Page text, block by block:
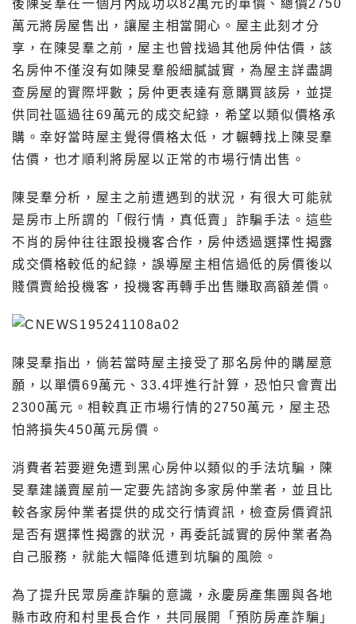
後陳旻羣在一個月內成功以82萬元的單價、總價2750
萬元將房屋售出，讓屋主相當開心。屋主此刻才分
享，在陳旻羣之前，屋主也曾找過其他房仲估價，該
名房仲不僅沒有如陳旻羣般細膩誠實，為屋主詳盡調
查房屋的實際坪數；房仲更表達有意購買該房，並提
供同社區過往69萬元的成交紀錄，希望以類似價格承
購。幸好當時屋主覺得價格太低，才輾轉找上陳旻羣
估價，也才順利將房屋以正常的市場行情出售。
陳旻羣分析，屋主之前遭遇到的狀況，有很大可能就
是房市上所謂的「假行情，真低賣」詐騙手法。這些
不肖的房仲往往跟投機客合作，房仲透過選擇性揭露
成交價格較低的紀錄，誤導屋主相信過低的房價後以
賤價賣給投機客，投機客再轉手出售賺取高額差價。
陳旻羣指出，倘若當時屋主接受了那名房仲的購屋意
願，以單價69萬元、33.4坪進行計算，恐怕只會賣出
2300萬元。相較真正市場行情的2750萬元，屋主恐
怕將損失450萬元房價。
消費者若要避免遭到黑心房仲以類似的手法坑騙，陳
旻羣建議賣屋前一定要先諮詢多家房仲業者，並且比
較各家房仲業者提供的成交行情資訊，檢查房價資訊
是否有選擇性揭露的狀況，再委託誠實的房仲業者為
自己服務，就能大幅降低遭到坑騙的風險。
為了提升民眾房產詐騙的意識，永慶房產集團與各地
縣市政府和村里長合作，共同展開「預防房產詐騙」